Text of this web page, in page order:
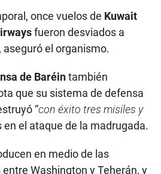
once vuelos de Kuwait
fueron desviados a
el organismo.
de Baréintambién
que su sistema de defensa
“con éxito tres misiles y
en el ataque de la madrugada.
en medio de las
Washington y Teherán, y